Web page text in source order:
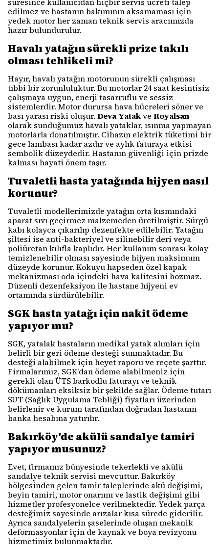
edilmez ve hastanın bakımının aksamaması için
yedek motor her zaman teknik servis aracımızda
hazır bulundurulur.
Havalı yatağın sürekli prize takılı
olması tehlikeli mi?
Hayır, havalı yatağın motorunun sürekli çalışması
tıbbi bir zorunluluktur. Bu motorlar 24 saat kesintisiz
çalışmaya uygun, enerji tasarruflu ve sessiz
sistemlerdir. Motor durursa hava hücreleri söner ve
bası yarası riski oluşur. Deva Yatakve Royalsan
olarak sunduğumuz havalı yataklar, ısınma yapmayan
motorlarla donatılmıştır. Cihazın elektrik tüketimi bir
gece lambası kadar azdır ve aylık faturaya etkisi
sembolik düzeydedir. Hastanın güvenliği için prizde
kalması hayati önem taşır.
Tuvaletli hasta yatağında hijyen nasıl
korunur?
Tuvaletli modellerimizde yatağın orta kısmındaki
aparat sıvı geçirmez malzemeden üretilmiştir. Sürgü
kabı kolayca çıkarılıp dezenfekte edilebilir. Yatağın
şiltesi ise anti-bakteriyel ve silinebilir deri veya
poliüretan kılıfla kaplıdır. Her kullanım sonrası kolay
temizlenebilir olması sayesinde hijyen maksimum
düzeyde korunur. Kokuyu hapseden özel kapak
mekanizması oda içindeki hava kalitesini bozmaz.
Düzenli dezenfeksiyon ile hastane hijyeni ev
ortamında sürdürülebilir.
SGK hasta yatağı için nakit ödeme
yapıyor mu?
SGK, yatalak hastaların medikal yatak alımları için
belirli bir geri ödeme desteği sunmaktadır. Bu
desteği alabilmek için heyet raporu ve reçete şarttır.
Firmalarımız, SGK'dan ödeme alabilmeniz için
gerekli olan ÜTS barkodlu faturayı ve teknik
dökümanları eksiksiz bir şekilde sağlar. Ödeme tutarı
SUT (Sağlık Uygulama Tebliği) fiyatları üzerinden
belirlenir ve kurum tarafından doğrudan hastanın
banka hesabına yatırılır.
Bakırköy'de akülü sandalye tamiri
yapıyor musunuz?
Evet, firmamız bünyesinde tekerlekli ve akülü
sandalye teknik servisi mevcuttur. Bakırköy
bölgesinden gelen tamir taleplerinde akü değişimi,
beyin tamiri, motor onarımı ve lastik değişimi gibi
hizmetler profesyonelce verilmektedir. Yedek parça
desteğimiz sayesinde arızalar kısa sürede giderilir.
Ayrıca sandalyelerin şaselerinde oluşan mekanik
deformasyonlar için de kaynak ve boya revizyonu
hizmetimiz bulunmaktadır.